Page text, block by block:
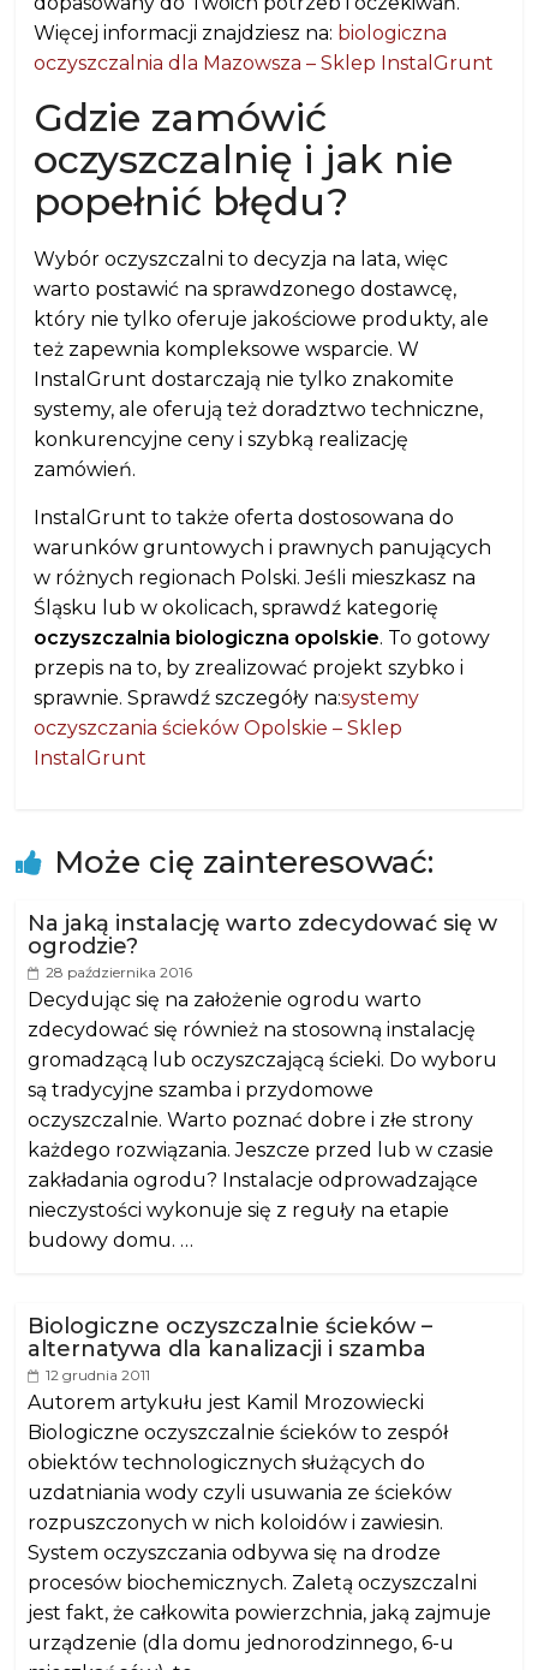
Więcej informacji znajdziesz na: biologiczna
oczyszczalnia dla Mazowsza – Sklep InstalGrunt
Gdzie zamówić
oczyszczalnię i jak nie
popełnić błędu?
Wybór oczyszczalni to decyzja na lata, więc
warto postawić na sprawdzonego dostawcę,
który nie tylko oferuje jakościowe produkty, ale
też zapewnia kompleksowe wsparcie. W
InstalGrunt dostarczają nie tylko znakomite
systemy, ale oferują też doradztwo techniczne,
konkurencyjne ceny i szybką realizację
zamówień.
InstalGrunt to także oferta dostosowana do
warunków gruntowych i prawnych panujących
w różnych regionach Polski. Jeśli mieszkasz na
Śląsku lub w okolicach, sprawdź kategorię
oczyszczalnia biologiczna opolskie. To gotowy
przepis na to, by zrealizować projekt szybko i
sprawnie. Sprawdź szczegóły na:systemy
oczyszczania ścieków Opolskie – Sklep
InstalGrunt
Może cię zainteresować:
Na jaką instalację warto zdecydować się w
ogrodzie?
28 października 2016
Decydując się na założenie ogrodu warto
zdecydować się również na stosowną instalację
gromadzącą lub oczyszczającą ścieki. Do wyboru
są tradycyjne szamba i przydomowe
oczyszczalnie. Warto poznać dobre i złe strony
każdego rozwiązania. Jeszcze przed lub w czasie
zakładania ogrodu? Instalacje odprowadzające
nieczystości wykonuje się z reguły na etapie
budowy domu. …
Biologiczne oczyszczalnie ścieków –
alternatywa dla kanalizacji i szamba
12 grudnia 2011
Autorem artykułu jest Kamil Mrozowiecki
Biologiczne oczyszczalnie ścieków to zespół
obiektów technologicznych służących do
uzdatniania wody czyli usuwania ze ścieków
rozpuszczonych w nich koloidów i zawiesin.
System oczyszczania odbywa się na drodze
procesów biochemicznych. Zaletą oczyszczalni
jest fakt, że całkowita powierzchnia, jaką zajmuje
urządzenie (dla domu jednorodzinnego, 6-u